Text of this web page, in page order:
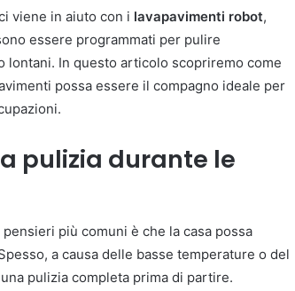
viene in aiuto con i lavapavimenti robot,
essere programmati per pulire
lontani. In questo articolo scopriremo come
possa essere il compagno ideale per
pulizia durante le
più comuni è che la casa possa
a causa delle basse temperature o del
pulizia completa prima di partire.